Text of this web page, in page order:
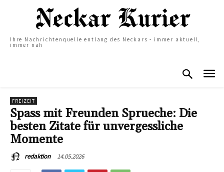
Ihre Nachrichtenquelle entlang des Neckars - immer aktuell,
immer nah
FREIZEIT
Spass mit Freunden Sprueche: Die
besten Zitate für unvergessliche
Momente
redaktion 14.05.2026